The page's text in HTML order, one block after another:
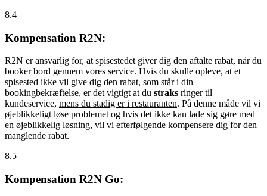
8.4
Kompensation R2N:
R2N er ansvarlig for, at spisestedet giver dig den aftalte rabat, når du
booker bord gennem vores service. Hvis du skulle opleve, at et
spisested ikke vil give dig den rabat, som står i din
bookingbekræftelse, er det vigtigt at du straks ringer til
kundeservice, mens du stadig er i restauranten. På denne måde vil vi
øjeblikkeligt løse problemet og hvis det ikke kan lade sig gøre med
en øjeblikkelig løsning, vil vi efterfølgende kompensere dig for den
manglende rabat.
8.5
Kompensation R2N Go: